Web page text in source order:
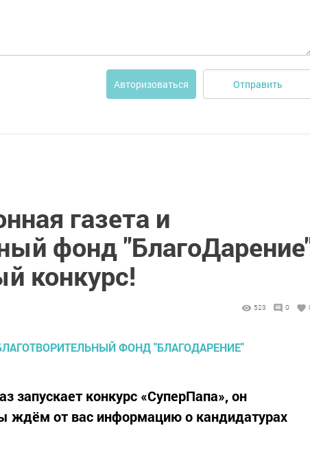
Авторизоваться Отправить
газета и
фонд
конкурс!
523 0
запускает конкурс «СуперПапа», он
от вас информацию о кандидатурах